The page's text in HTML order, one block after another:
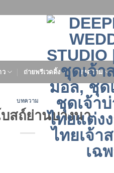
ว ถ่ายพรีเวดดิ้ง บทความ
บทความ
สถ์ย่านบางนา